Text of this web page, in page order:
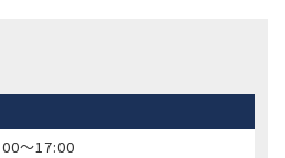
〜17:00